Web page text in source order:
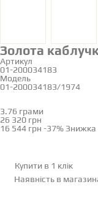
Золота
Артикул
01-200034183
Модель
01-200034183/1974
3.76 грами
26 320 грн
16 544 грн -37% Знижка
Купити в 1 клік
Наявність в